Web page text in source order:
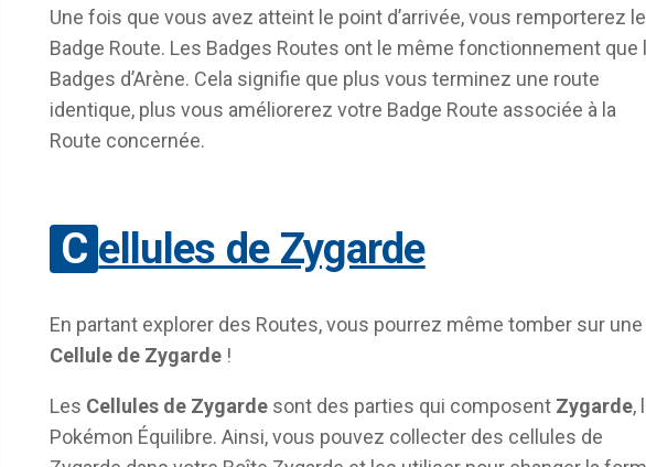
Une fois que vous avez atteint le point d’arrivée, vous remporterez le
Badge Route. Les Badges Routes ont le même fonctionnement que
Badges d’Arène. Cela signifie que plus vous terminez une route
identique, plus vous améliorerez votre Badge Route associée à la
Route concernée.
Cellules de Zygarde
En partant explorer des Routes, vous pourrez même tomber sur une
Cellule de Zygarde !
Les Cellules de Zygarde sont des parties qui composent Zygarde,
Pokémon Équilibre. Ainsi, vous pouvez collecter des cellules de